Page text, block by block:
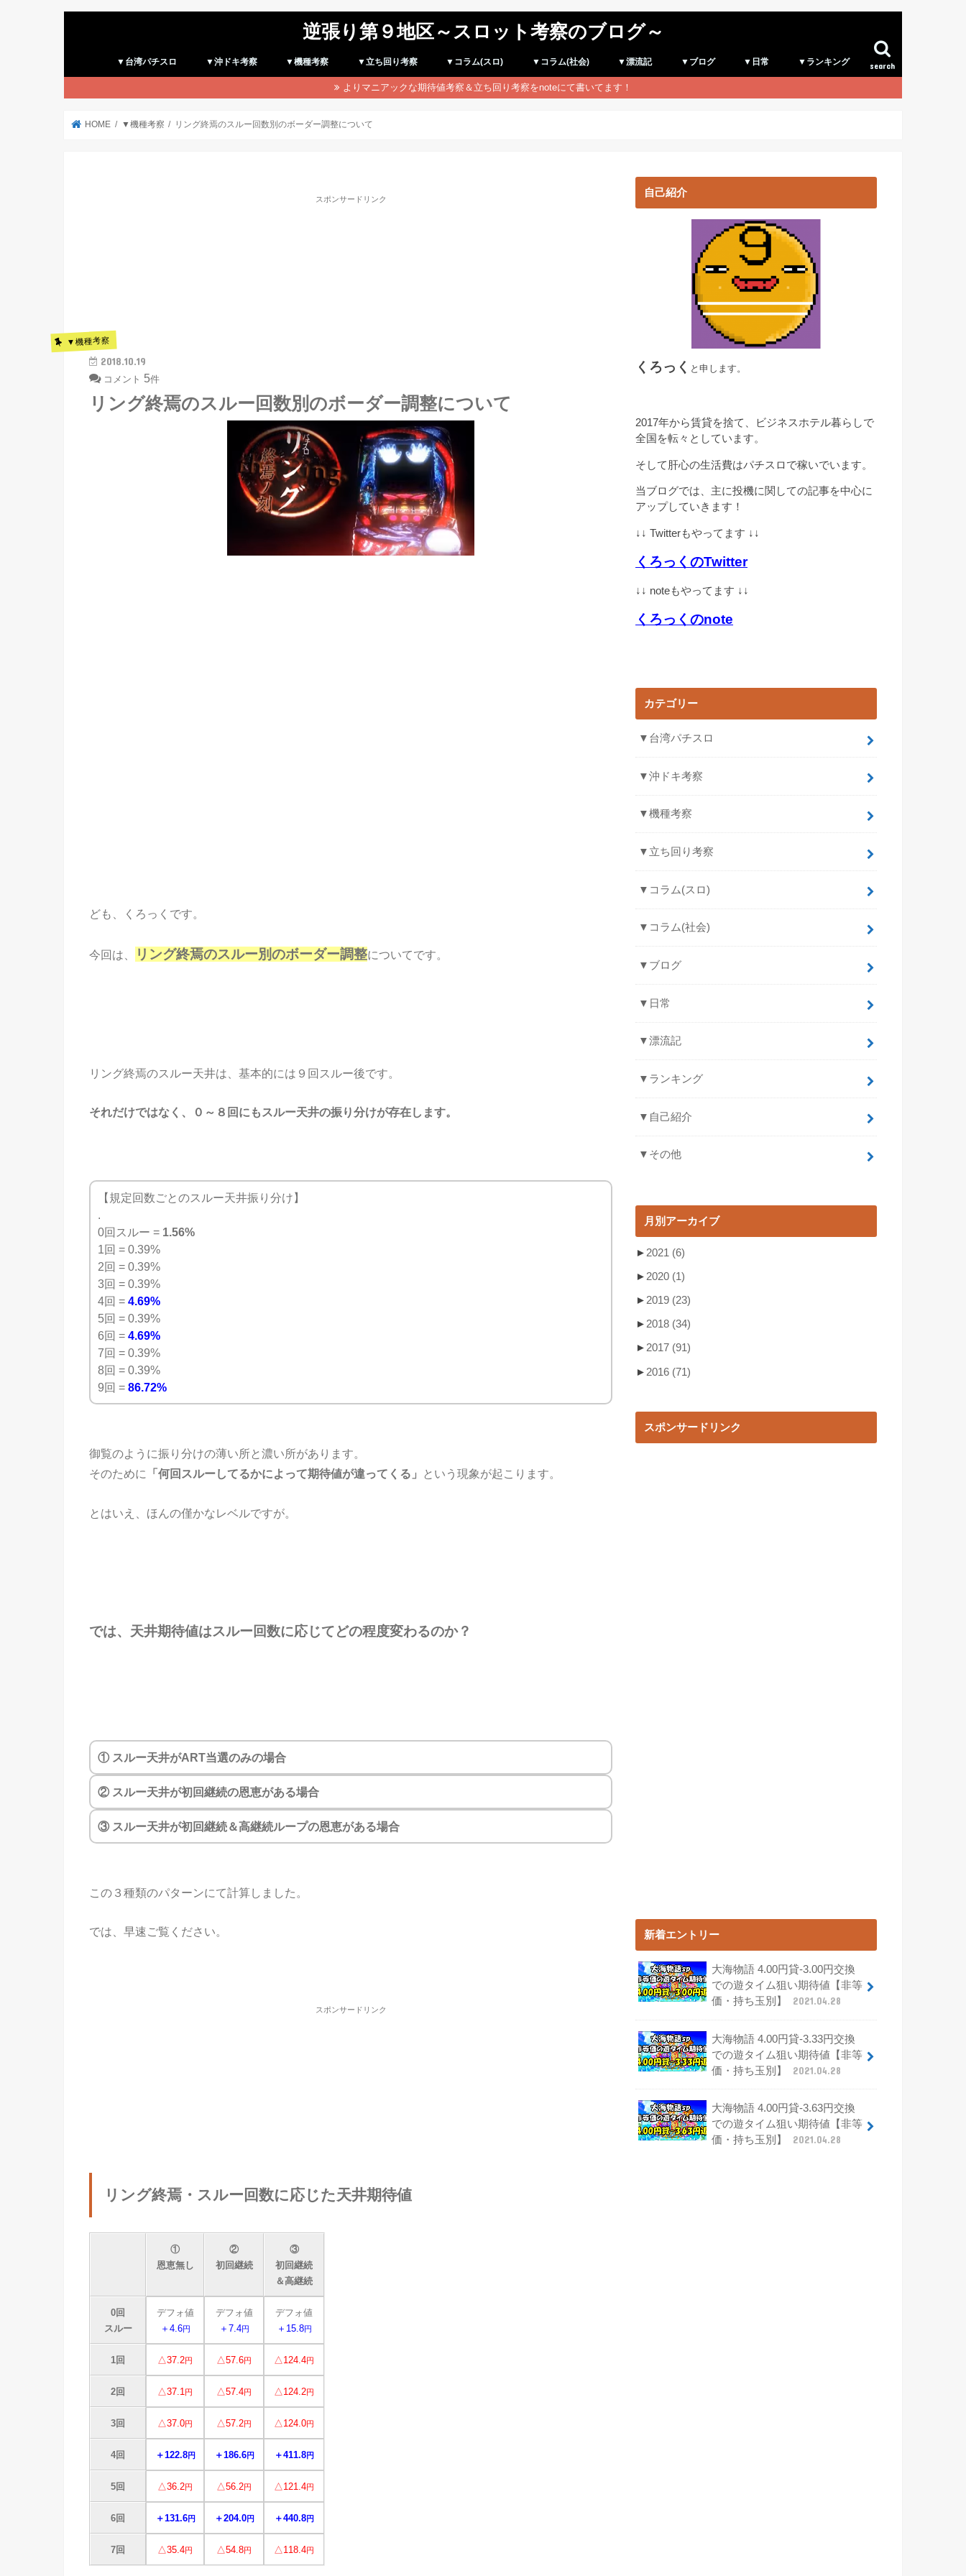
逆張り第９地区～スロット考察のブログ～
search
▼台湾パチスロ ▼沖ドキ考察 ▼機種考察 ▼立ち回り考察 ▼コラム(スロ) ▼コラム(社会) ▼漂流記 ▼ブログ ▼日常 ▼ランキング
よりマニアックな期待値考察＆立ち回り考察をnoteにて書いてます！
HOME ▼機種考察 リング終焉のスルー回数別のボーダー調整について
スポンサードリンク
▼機種考察
2018.10.19
コメント 5件
リング終焉のスルー回数別のボーダー調整について
ども、くろっくです。
今回は、 リング終焉のスルー別のボーダー調整についてです。
リング終焉のスルー天井は、基本的には９回スルー後です。
それだけではなく、０～８回にもスルー天井の振り分けが存在します。
【規定回数ごとのスルー天井振り分け】
.
0回スルー = 1.56%
1回 = 0.39%
2回 = 0.39%
3回 = 0.39%
4回 = 4.69%
5回 = 0.39%
6回 = 4.69%
7回 = 0.39%
8回 = 0.39%
9回 = 86.72%
御覧のように振り分けの薄い所と濃い所があります。
そのために
「何回スルーしてるかによって期待値が違ってくる」 という現象が起こります。
とはいえ、ほんの僅かなレベルですが。
では、天井期待値はスルー回数に応じてどの程度変わるのか？
① スルー天井がART当選のみの場合
② スルー天井が初回継続の恩恵がある場合
③ スルー天井が初回継続＆高継続ループの恩恵がある場合
この３種類のパターンにて計算しました。
では、早速ご覧ください。
スポンサードリンク
リング終焉・スルー回数に応じた天井期待値
①
恩恵無し
②
初回継続
③
初回継続
＆高継続
0回
スルー
デフォ値
＋4.6円
デフォ値
＋7.4円
デフォ値
＋15.8円
1回 △37.2円 △57.6円 △124.4円
2回 △37.1円 △57.4円 △124.2円
3回 △37.0円 △57.2円 △124.0円
4回 ＋122.8円 ＋186.6円 ＋411.8円
5回 △36.2円 △56.2円 △121.4円
6回 ＋131.6円 ＋204.0円 ＋440.8円
7回 △35.4円 △54.8円 △118.4円
自己紹介
くろっく と申します。
2017年から賃貸を捨て、ビジネスホテル暮らしで
全国を転々としています。
そして肝心の生活費はパチスロで稼いでいます。
当ブログでは、主に投機に関しての記事を中心に
アップしていきます！
↓↓ Twitterもやってます ↓↓
くろっくのTwitter
↓↓ noteもやってます ↓↓
くろっくのnote
カテゴリー
▼台湾パチスロ
▼沖ドキ考察
▼機種考察
▼立ち回り考察
▼コラム(スロ)
▼コラム(社会)
▼ブログ
▼日常
▼漂流記
▼ランキング
▼自己紹介
▼その他
月別アーカイブ
► 2021 (6)
► 2020 (1)
► 2019 (23)
►2018 (34)
►2017 (91)
► 2016 (71)
スポンサードリンク
新着エントリー
大海物語 4.00円貸-3.00円交換
での遊タイム狙い期待値【非等
価・持ち玉別】
2021.04.28
大海物語 4.00円貸-3.33円交換
での遊タイム狙い期待値【非等
価・持ち玉別】
2021.04.28
大海物語 4.00円貸-3.63円交換
での遊タイム狙い期待値【非等
価・持ち玉別】
2021.04.28